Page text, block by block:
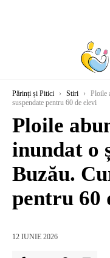
Părinți și Pitici › Stiri ›
Ploile
suspendate pentru 60 de elevi
Ploile
inundat o
Buzău.
pentru 60
12 IUNIE 2026